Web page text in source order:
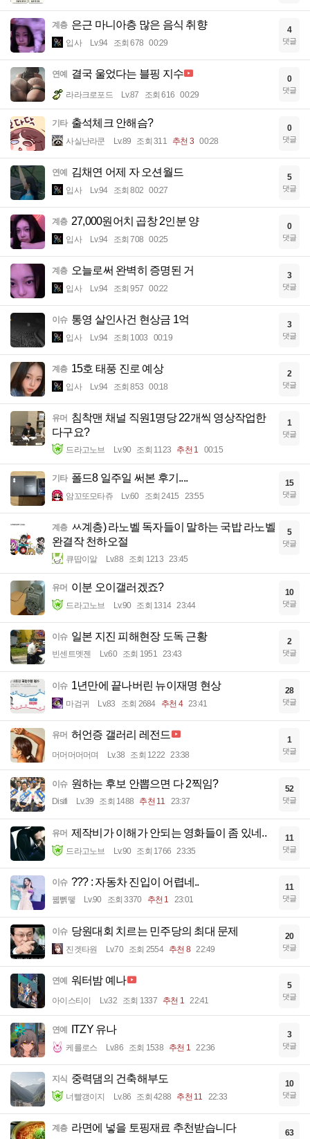
계층 은근 마니아층 많은 음식 취향
입사 Lv.94 조회 678 00:29
4
댓글
연예 결국 울었다는 블핑 지수
라라크로포드 Lv.87 조회 616 00:29
0
댓글
기타 출석체크 안해슴?
사실난라쿤 Lv.89 조회 311 추천 3 00:28
0
댓글
연예 김채연 어제 자 오션월드
입사 Lv.94 조회 802 00:27
5
댓글
계층 27,000원어치 곱창 2인분 양
입사 Lv.94 조회 708 00:25
0
댓글
계층 오늘로써 완벽히 증명된 거
입사 Lv.94 조회 957 00:22
3
댓글
이슈 통영 살인사건 현상금 1억
입사 Lv.94 조회 1003 00:19
3
댓글
계층 15호 태풍 진로 예상
입사 Lv.94 조회 853 00:18
2
댓글
유머 침착맨 채널 직원1명당 22개씩 영상작업한
다구요?
드라고노브 Lv.90 조회 1123 추천 1 00:15
1
댓글
기타 폴드8 일주일 써본 후기....
암꼬또모타쥬 Lv.60 조회 2415 23:55
15
댓글
계층 ㅆ계층) 라노벨 독자들이 말하는 국밥 라노벨
완결작 천하오절
큐땁이알 Lv.88 조회 1213 23:45
5
댓글
유머 이분 오이갤러겠죠?
드라고노브 Lv.90 조회 1314 23:44
10
댓글
이슈 일본 지진 피해현장 도독 근황
빈센트멧젠 Lv.60 조회 1951 23:43
2
댓글
이슈 1년만에 끝나버린 뉴이재명 현상
마검귀 Lv.83 조회 2684 추천 4 23:41
28
댓글
유머 허언증 갤러리 레전드
머머머머머며 Lv.38 조회 1222 23:38
1
댓글
이슈 원하는 후보 안뽑으면 다 2찍임?
Disifi Lv.39 조회 1488 추천 11 23:37
52
댓글
유머 제작비가 이해가 안되는 영화들이 좀 있네..
드라고노브 Lv.90 조회 1766 23:35
11
댓글
이슈 ??? : 자동차 진입이 어렵네..
꿻뻵뗗 Lv.90 조회 3370 추천 1 23:01
11
댓글
이슈 당원대회 치르는 민주당의 최대 문제
진겟타원 Lv.70 조회 2554 추천 8 22:49
20
댓글
연예 워터밤 예나
아이스티이 Lv.32 조회 1337 추천 1 22:41
5
댓글
연예 ITZY 유나
케를로스 Lv.86 조회 1538 추천 1 22:36
3
댓글
지식 중력댐의 건축해부도
너빨갱이지 Lv.86 조회 4288 추천 11 22:33
10
댓글
계층 라면에 넣을 토핑재료 추천받습니다 63